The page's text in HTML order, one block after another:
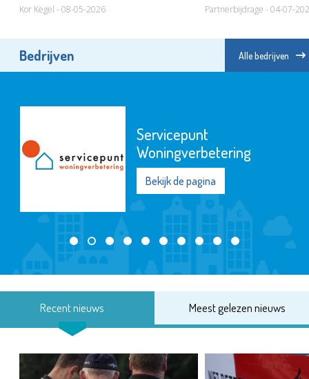
Kor Kegel - 08-05-2026 Partnerbijdrage - 04-07-
Bedrijven Alle bedrijven
Servicepunt
Woningverbetering
Bekijk de pagina
Recent nieuws Meest gelezen nieuws